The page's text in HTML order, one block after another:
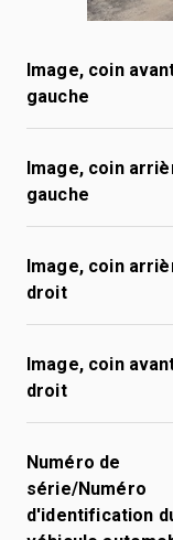
Image, coin
gauche
Image, coin
gauche
Image, coin
droit
Image, coin
droit
Numéro de
série/Numéro
d'identification